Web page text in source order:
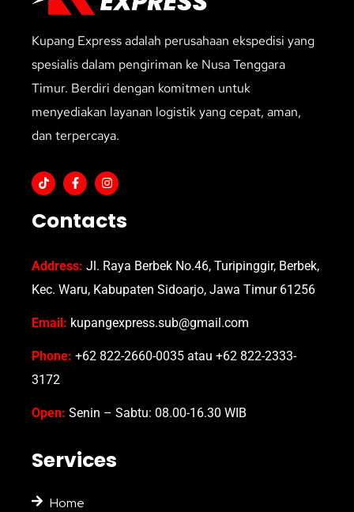
Kupang Express adalah perusahaan ekspedisi yang
spesialis dalam pengiriman ke Nusa Tenggara
Timur. Berdiri dengan komitmen untuk
menyediakan layanan logistik yang cepat, aman,
dan terpercaya.
Contacts
Address: Jl. Raya Berbek No.46, Turipinggir, Berbek,
Kec. Waru, Kabupaten Sidoarjo, Jawa Timur 61256
Email: kupangexpress.sub@gmail.com
Phone: +62 822-2660-0035 atau +62 822-2333-
3172
Open: Senin – Sabtu: 08.00-16.30 WIB
Services
Home